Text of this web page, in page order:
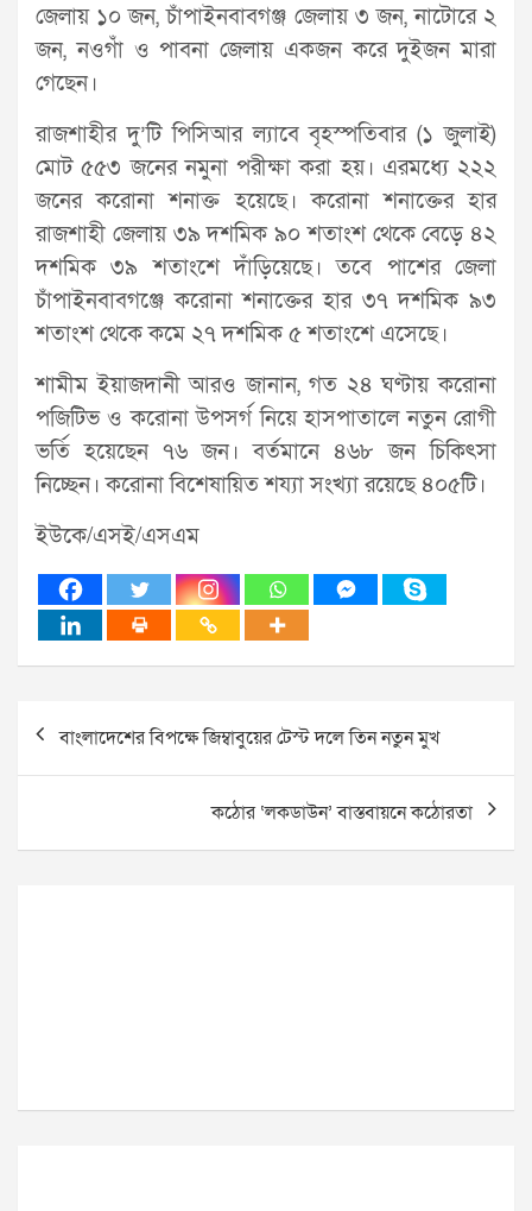
জেলায় ১০ জন, চাঁপাইনবাবগঞ্জ জেলায় ৩ জন, নাটোরে ২
জন, নওগাঁ ও পাবনা জেলায় একজন করে দুইজন মারা
গেছেন।
রাজশাহীর দু’টি পিসিআর ল্যাবে বৃহস্পতিবার (১ জুলাই)
মোট ৫৫৩ জনের নমুনা পরীক্ষা করা হয়। এরমধ্যে ২২২
জনের করোনা শনাক্ত হয়েছে। করোনা শনাক্তের হার
রাজশাহী জেলায় ৩৯ দশমিক ৯০ শতাংশ থেকে বেড়ে ৪২
দশমিক ৩৯ শতাংশে দাঁড়িয়েছে। তবে পাশের জেলা
চাঁপাইনবাবগঞ্জে করোনা শনাক্তের হার ৩৭ দশমিক ৯৩
শতাংশ থেকে কমে ২৭ দশমিক ৫ শতাংশে এসেছে।
শামীম ইয়াজদানী আরও জানান, গত ২৪ ঘণ্টায় করোনা
পজিটিভ ও করোনা উপসর্গ নিয়ে হাসপাতালে নতুন রোগী
ভর্তি হয়েছেন ৭৬ জন। বর্তমানে ৪৬৮ জন চিকিৎসা
নিচ্ছেন। করোনা বিশেষায়িত শয্যা সংখ্যা রয়েছে ৪০৫টি।
ইউকে/এসই/এসএম
Post
navigation
বাংলাদেশের বিপক্ষে জিম্বাবুয়ের টেস্ট দলে তিন নতুন মুখ
কঠোর ‘লকডাউন’ বাস্তবায়নে কঠোরতা